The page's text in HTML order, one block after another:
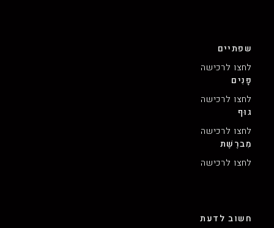
שפתיים
לחצו לרכישה
פָּנִים
לחצו לרכישה
גוּף
לחצו לרכישה
מִברֶשֶׁת
לחצו לרכישה
חשוב לדעת